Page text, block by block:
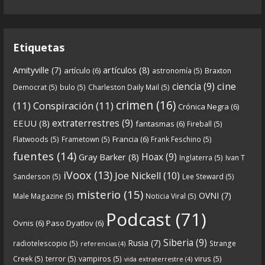
Crónicas de Nantucket
5 years ago
Crónicas De Nantucket on Twitter
Próximamente en el #Podcast
de Crónicas de
https://twitter.com/CDNantucket/status/13336753
52049274880?s=19
“Próximamente en el#podcastde Crónicas de
nantucket.
https://t.co/3zqG4RtRl7”
Etiquetas
Amityville (7) artículo (6) artículos (8) astronomía (5) Braxton
Democrat (5) bulo (5) Charleston Daily Mail (5) ciencia (9) cine
(11) Conspiración (11) crimen (16) Crónica Negra (6)
EEUU (8) extraterrestres (9) fantasmas (6) Fireball (5)
Flatwoods (5) Frametown (5) Francia (6) Frank Feschino (5)
fuentes (14) Gray Barker (8) Hoax(9) Inglaterra (5) Ivan T
Sanderson (5) iVoox (13) Joe Nickell (10) Lee Steward (5)
Male Magazine (5) misterio (15) Noticia Viral (5) OVNI (7)
Ovnis (6) Paso Dyatlov (6) Podcast (71)
radiotelescopio (5) referencias (4) Rusia (7) Siberia (9) Strange
Creek (5) terror (5) vampiros (5) vida extraterrestre (4) virus (5)